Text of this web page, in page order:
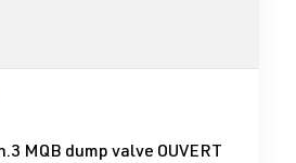
sur 5 étoiles
MQB dump valve OUVERT